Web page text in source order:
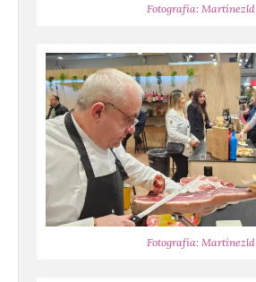
Fotografía: Martínezld
Fotografía: Martínezld